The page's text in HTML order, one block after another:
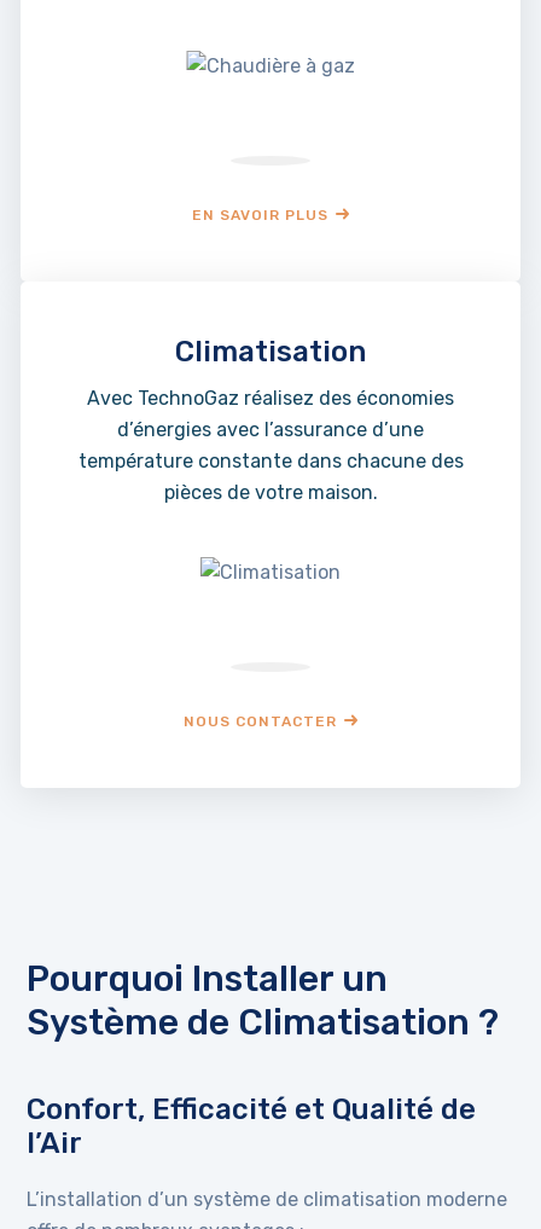
EN SAVOIR PLUS
Climatisation
Avec TechnoGaz réalisez des économies
d’énergies avec l’assurance d’une
température constante dans chacune des
pièces de votre maison.
NOUS CONTACTER
Pourquoi Installer un
Système de Climatisation ?
Confort, Efficacité et Qualité de
l’Air
L’installation d’un système de climatisation moderne